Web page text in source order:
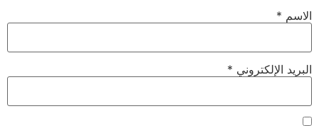
الاسم *
البريد الإلكتروني *